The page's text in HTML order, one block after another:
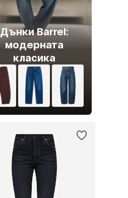
Дънки Barrel:
модерната
класика